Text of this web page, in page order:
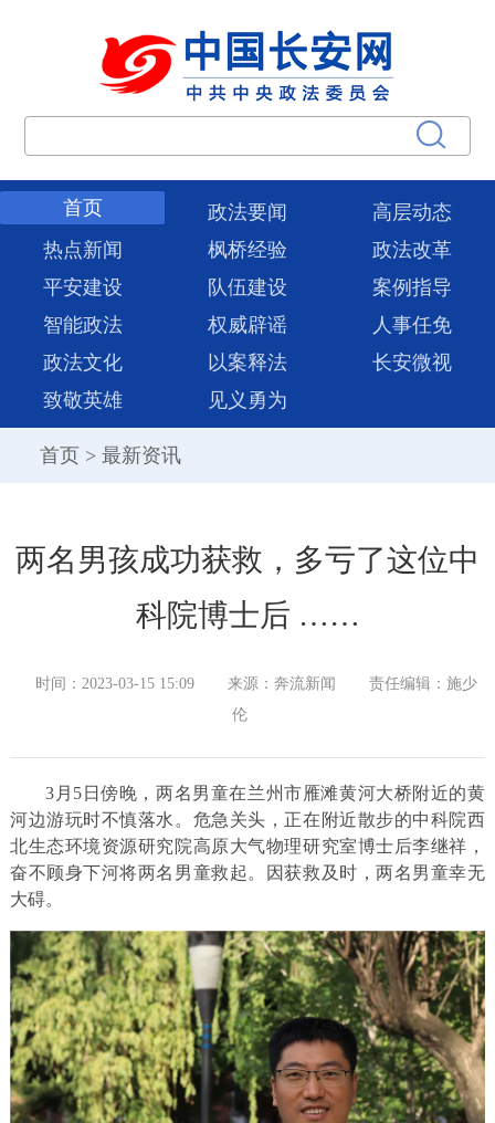
首页 政法要闻
高层动态
热点新闻
枫桥经验
政法改革
平安建设
队伍建设
案例指导
智能政法
权威辟谣
人事任免
政法文化
以案释法
长安微视
致敬英雄
见义勇为
首页 > 最新资讯
两名男孩成功获救，多亏了这位中
科院博士后 ……
时间：2023-03-15 15:09 来源：奔流新闻
责任编辑：施少
伦
3月5日傍晚，两名男童在兰州市雁滩黄河大桥附近的黄
河边游玩时不慎落水。危急关头，正在附近散步的中科院西
北生态环境资源研究院高原大气物理研究室博士后李继祥，
奋不顾身下河将两名男童救起。因获救及时，两名男童幸无
大碍。